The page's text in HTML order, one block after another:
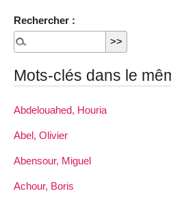
Rechercher :
Mots-clés dans le
Abdelouahed, Houria
Abel, Olivier
Abensour, Miguel
Achour, Boris